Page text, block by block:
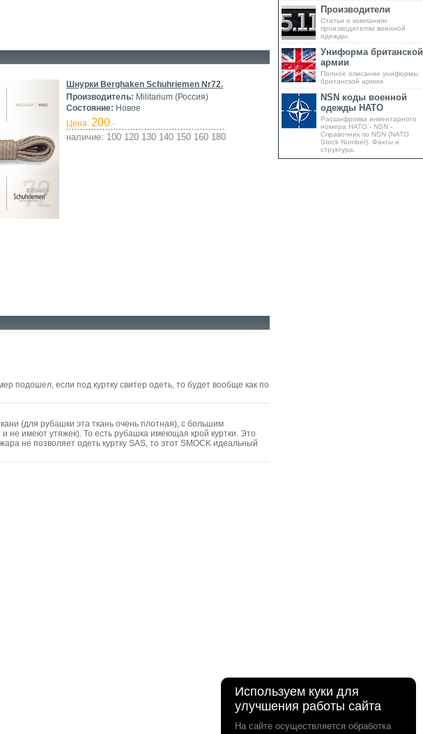
Шнурки Berghaken Schuhriemen Nr72.
Производитель: Militarium (Россия)
Состояние: Новое
Цена: 200.-
наличие: 100 120 130 140 150 160 180
подошел, если под куртку свитер одеть, то будет вообще как по
(для рубашки эта ткань очень плотная), с большим
не имеют утяжек). То есть рубашка имеющая крой куртки. Это
не позволяет одеть куртку SAS, то этот SMOCK идеальный
Производители
Статьи о компаниях
производителях военной
одежды.
Униформа британской
армии
Полное описание униформы
британской армии
NSN коды военной
одежды НАТО
Расшифровка инвентарного
номера НАТО - NSN -
Справочник по NSN (NATO
Stock Number). Факты и
структура.
Используем куки для
улучшения работы сайта
На сайте осуществляется обработка